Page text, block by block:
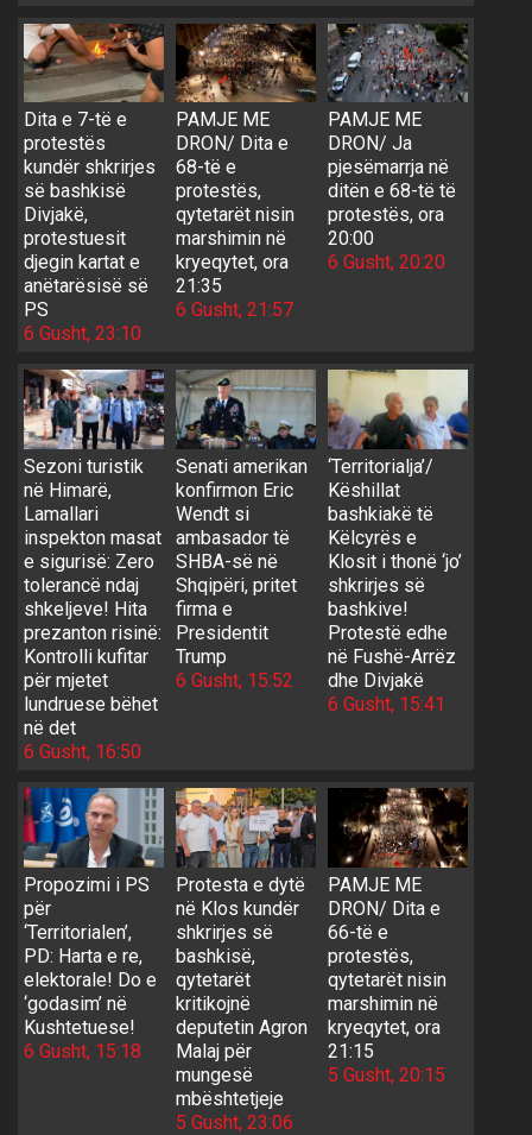
Dita e 7-të e
protestës
kundër shkrirjes
së bashkisë
Divjakë,
protestuesit
djegin kartat e
anëtarësisë së
PS
6 Gusht, 23:10
PAMJE ME
DRON/ Dita e
68-të e
protestës,
qytetarët nisin
marshimin në
kryeqytet, ora
21:35
6 Gusht, 21:57
PAMJE ME
DRON/ Ja
pjesëmarrja në
ditën e 68-të të
protestës, ora
20:00
6 Gusht, 20:20
Sezoni turistik
në Himarë,
Lamallari
inspekton masat
e sigurisë: Zero
tolerancë ndaj
shkeljeve! Hita
prezanton risinë:
Kontrolli kufitar
për mjetet
lundruese bëhet
në det
6 Gusht, 16:50
Senati amerikan
konfirmon Eric
Wendt si
ambasador të
SHBA-së në
Shqipëri, pritet
firma e
Presidentit
Trump
6 Gusht, 15:52
‘Territorialja’/
Këshillat
bashkiakë të
Këlcyrës e
Klosit i thonë ‘jo’
shkrirjes së
bashkive!
Protestë edhe
në Fushë-Arrëz
dhe Divjakë
6 Gusht, 15:41
Propozimi i PS
për
‘Territorialen’,
PD: Harta e re,
elektorale! Do e
‘godasim’ në
Kushtetuese!
6 Gusht, 15:18
Protesta e dytë
në Klos kundër
shkrirjes së
bashkisë,
qytetarët
kritikojnë
deputetin Agron
Malaj për
mungesë
mbështetjeje
5 Gusht, 23:06
PAMJE ME
DRON/ Dita e
66-të e
protestës,
qytetarët nisin
marshimin në
kryeqytet, ora
21:15
5 Gusht, 20:15